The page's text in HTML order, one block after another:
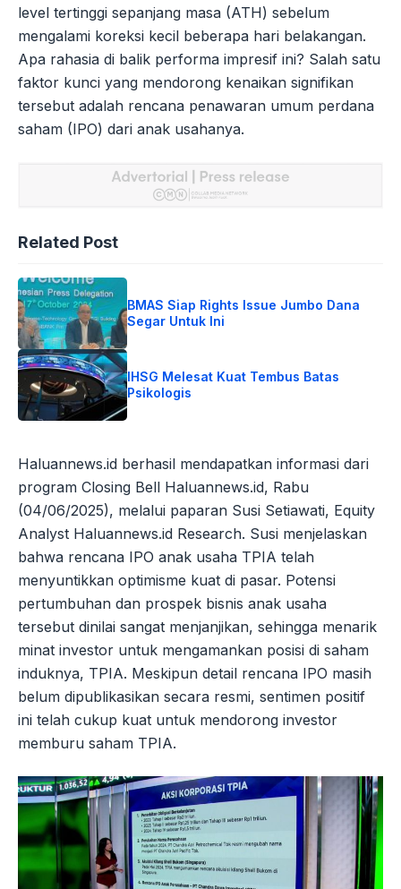
level tertinggi sepanjang masa (ATH) sebelum
mengalami koreksi kecil beberapa hari belakangan.
Apa rahasia di balik performa impresif ini? Salah satu
faktor kunci yang mendorong kenaikan signifikan
tersebut adalah rencana penawaran umum perdana
saham (IPO) dari anak usahanya.
Related Post
BMAS Siap Rights Issue Jumbo Dana
Segar Untuk Ini
IHSG Melesat Kuat Tembus Batas
Psikologis
Haluannews.id berhasil mendapatkan informasi dari
program Closing Bell Haluannews.id, Rabu
(04/06/2025), melalui paparan Susi Setiawati, Equity
Analyst Haluannews.id Research. Susi menjelaskan
bahwa rencana IPO anak usaha TPIA telah
menyuntikkan optimisme kuat di pasar. Potensi
pertumbuhan dan prospek bisnis anak usaha
tersebut dinilai sangat menjanjikan, sehingga menarik
minat investor untuk mengamankan posisi di saham
induknya, TPIA. Meskipun detail rencana IPO masih
belum dipublikasikan secara resmi, sentimen positif
ini telah cukup kuat untuk mendorong investor
memburu saham TPIA.